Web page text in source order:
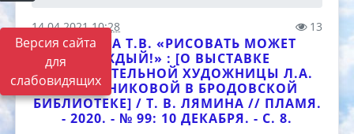
Версия сайта
для
слабовидящих
14.04.2021 10:28 13
ЛЯМИНА Т.В. «РИСОВАТЬ МОЖЕТ
КАЖДЫЙ!» : [О ВЫСТАВКЕ
САМОДЕЯТЕЛЬНОЙ ХУДОЖНИЦЫ Л.А.
КАДОЧНИКОВОЙ В БРОДОВСКОЙ
БИБЛИОТЕКЕ] / Т. В. ЛЯМИНА // ПЛАМЯ.
- 2020. - № 99: 10 ДЕКАБРЯ. - С. 8.